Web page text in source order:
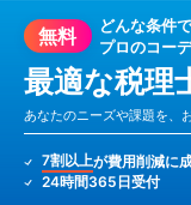
無料
どんな条件
プロのコー
最適な税理
あなたのニーズや課題を、
7割以上が費用削減に
24時間365日受付